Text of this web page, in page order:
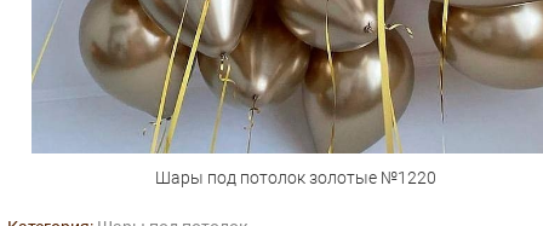
Шары под потолок золотые №1220